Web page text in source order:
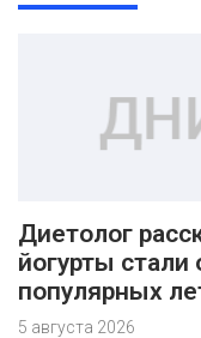
Диетолог
йогурты
популярных
5 августа 2026